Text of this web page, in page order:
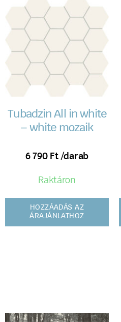
Tubadzin All in white
– white mozaik
6 790 Ft /darab
Raktáron
HOZZÁADÁS AZ
ÁRAJÁNLATHOZ